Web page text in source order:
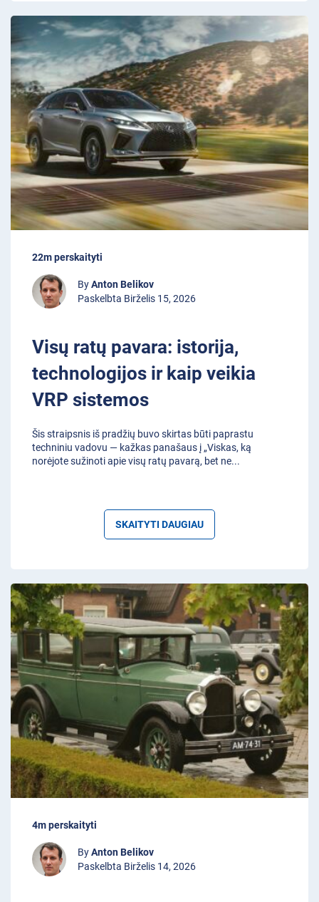
22m perskaityti
ByAnton Belikov
Paskelbta Birželis 15, 2026
Visų ratų pavara: istorija,
technologijos ir kaip veikia
VRP sistemos
Šis straipsnis iš pradžių buvo skirtas būti paprastu
techniniu vadovu — kažkas panašaus į „Viskas, ką
norėjote sužinoti apie visų ratų pavarą, bet ne...
SKAITYTI DAUGIAU
4m perskaityti
ByAnton Belikov
Paskelbta Birželis 14, 2026